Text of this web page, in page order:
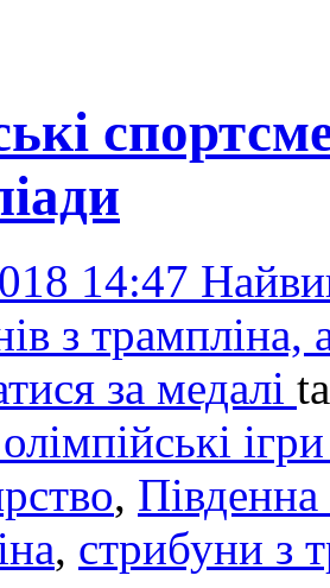
14:47
з трампліна,
за медалі
,
, стрибуни з